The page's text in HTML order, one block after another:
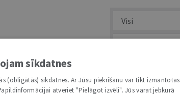
Visi
sīkdatnes
(obligātās) sīkdatnes. Ar Jūsu piekrišanu var tikt izmantotas
atveriet "Pielāgot izvēli". Jūs varat jebkurā